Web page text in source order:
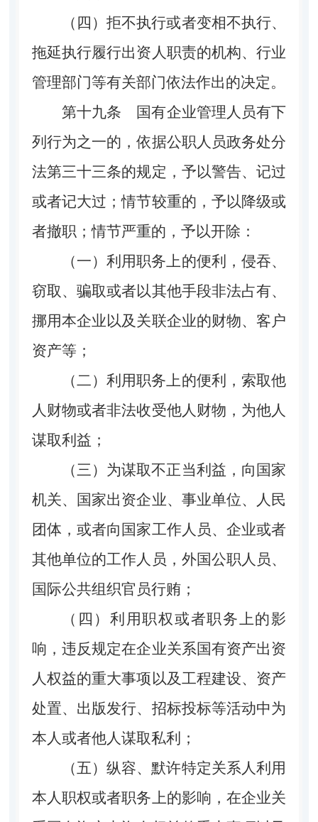
（四）拒不执行或者变相不执行、
拖延执行履行出资人职责的机构、行业
管理部门等有关部门依法作出的决定。
第十九条 国有企业管理人员有下
列行为之一的，依据公职人员政务处分
法第三十三条的规定，予以警告、记过
或者记大过；情节较重的，予以降级或
者撤职；情节严重的，予以开除：
（一）利用职务上的便利，侵吞、
窃取、骗取或者以其他手段非法占有、
挪用本企业以及关联企业的财物、客户
资产等；
（二）利用职务上的便利，索取他
人财物或者非法收受他人财物，为他人
谋取利益；
（三）为谋取不正当利益，向国家
机关、国家出资企业、事业单位、人民
团体，或者向国家工作人员、企业或者
其他单位的工作人员，外国公职人员、
国际公共组织官员行贿；
（四）利用职权或者职务上的影
响，违反规定在企业关系国有资产出资
人权益的重大事项以及工程建设、资产
处置、出版发行、招标投标等活动中为
本人或者他人谋取私利；
（五）纵容、默许特定关系人利用
本人职权或者职务上的影响，在企业关